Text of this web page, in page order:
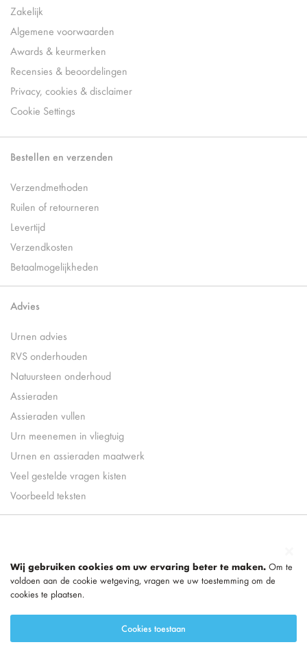
Zakelijk
Algemene voorwaarden
Awards & keurmerken
Recensies & beoordelingen
Privacy, cookies & disclaimer
Cookie Settings
Bestellen en verzenden
Verzendmethoden
Ruilen of retourneren
Levertijd
Verzendkosten
Betaalmogelijkheden
Advies
Urnen advies
RVS onderhouden
Natuursteen onderhoud
Assieraden
Assieraden vullen
Urn meenemen in vliegtuig
Urnen en assieraden maatwerk
Veel gestelde vragen kisten
Voorbeeld teksten
Wij gebruiken cookies om uw ervaring beter te maken. Om te
voldoen aan de cookie wetgeving, vragen we uw toestemming om de
cookies te plaatsen.
Cookies toestaan